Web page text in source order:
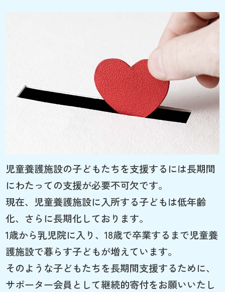
児童養護施設の子どもたちを支援するには長期間
にわたっての支援が必要不可欠です。
現在、児童養護施設に入所する子どもは低年齢
化、さらに長期化しております。
1歳から乳児院に入り、18歳で卒業するまで児童養
護施設で暮らす子どもが増えています。
そのような子どもたちを長期間支援するために、
サポーター会員として継続的寄付をお願いいたし